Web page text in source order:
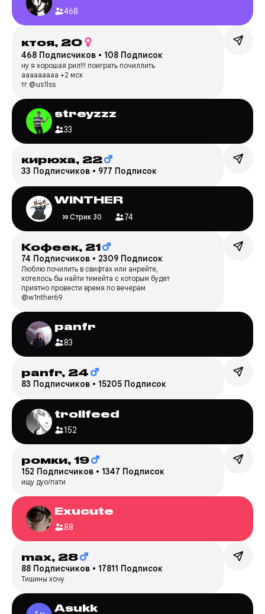
468
ктоя, 20
468 Подписчиков • 108 Подписок
ну я хорошая рил!!! поиграть почиллить
ааааааааа +2 мск
тг @us1lss
streyzzz
33
кирюха, 22
33 Подписчиков • 977 Подписок
WINTHER
Стрик 30 74
Кофеек, 21
74 Подписчиков • 2309 Подписок
Люблю почилить в свифтах или анрейте,
хотелось бы найти тимейта с которым будет
приятно провести время по вечерам
@w1nther69
panfr
83
panfr, 24
83 Подписчиков • 15205 Подписок
trollfeed
152
ромки, 19
152 Подписчиков • 1347 Подписок
ищу дуо/пати
Exucute
88
max, 28
88 Подписчиков • 17811 Подписок
Тишины хочу
Asukk